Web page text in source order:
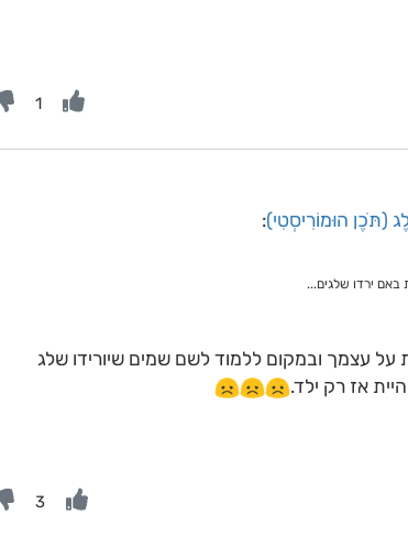
1
(תֹּכֶן הוּמוֹרִיסְטִי):
ירדו שלגים...
עצמך ובמקום ללמוד לשם שמים שיורידו שלג
אז רק ילד.
3